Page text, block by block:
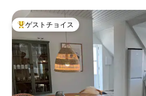
大好評のゲストチョイスです。
ゲストチョイス